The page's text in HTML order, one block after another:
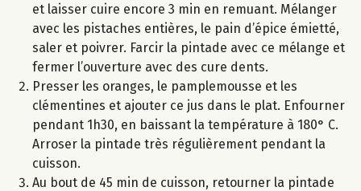
et laisser cuire encore 3 min en remuant. Mélanger
avec les pistaches entières, le pain d’épice émietté,
saler et poivrer. Farcir la pintade avec ce mélange et
fermer l’ouverture avec des cure dents.
Presser les oranges, le pamplemousse et les
clémentines et ajouter ce jus dans le plat. Enfourner
pendant 1h30, en baissant la température à 180° C.
Arroser la pintade très régulièrement pendant la
cuisson.
Au bout de 45 min de cuisson, retourner la pintade